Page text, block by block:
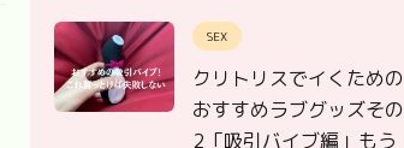
SEX
クリトリスでイくための
おすすめラブグッズその
2「吸引バイブ編」もう